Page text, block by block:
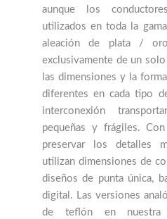
aunque los
utilizados en toda la
aleación de plata / oro
exclusivamente de un
las dimensiones y la
diferentes en cada tipo
interconexión
pequeñas y frágiles.
preservar los detalles
utilizan dimensiones de
diseños de punta única,
digital. Las versiones
de teflón en nuestra